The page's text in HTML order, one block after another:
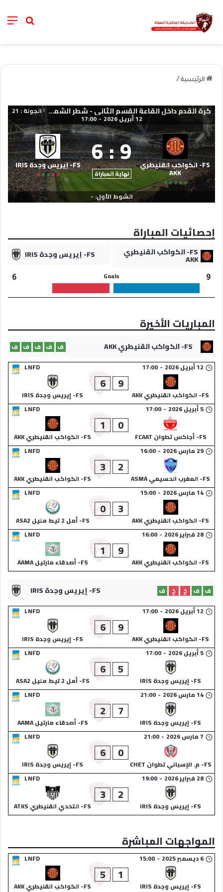
خانة
الرئيسية /
كرة القدم داخل القاعة القسم الثاني - شطر الشمال 2025-2026 | الجولة : 21
12 أبريل 2026 -
17:00
FS- الكواكب القنيطري
AKK
9
:
6
نهاية المباراة
FS- إيريس وجدة IRIS
الشوط الأول: -
إحصائيات المباراة
FS- الكواكب القنيطري
AKK FS- إيريس وجدة IRIS
9
Goals
6
المباريات الأخيرة
FS- الكواكب القنيطري AKK ف ف ف ف ف
LNFD
12 أبريل 2026 -
17:00
FS- الكواكب القنيطري AKK
9
6
FS- إيريس وجدة IRIS
LNFD
5 أبريل 2026 -
17:00
FS- أجاكس تطوان FCAAT
0
1
FS- الكواكب القنيطري AKK
LNFD
29 مارس 2026 -
16:00
FS- المغرب الحسيمي ASMA
2
3
FS- الكواكب القنيطري AKK
LNFD
14 مارس 2026 -
15:00
FS- الكواكب القنيطري AKK
3
0
FS- أمل 2 تيط مليل ASA2
LNFD
28 فبراير 2026 -
16:00
FS- الكواكب القنيطري AKK
9
1
FS- أصدقاء مارتيل AAMA
FS- إيريس وجدة IRIS ف ف خ خ
ف
LNFD
12 أبريل 2026 -
17:00
FS- الكواكب القنيطري AKK
9
6
FS- إيريس وجدة IRIS
LNFD
5 أبريل 2026 -
17:00
FS- إيريس وجدة IRIS
5
6
FS- أمل 2 تيط مليل ASA2
LNFD
14 مارس 2026 -
21:00
FS- إيريس وجدة IRIS
7
2
FS- أصدقاء مارتيل AAMA
LNFD
7 مارس 2026 -
21:00
FS- م. الإسباني تطوان CHET
0
6
FS- إيريس وجدة IRIS
LNFD
28 فبراير 2026 -
19:00
FS- إيريس وجدة IRIS
2
3
FS- التحدي القنيطري ATKS
المواجهات المباشرة
LNFD 6 ديسمبر 2025 -
15:00
FS- إيريس وجدة IRIS
1
5
FS- الكواكب القنيطري AKK